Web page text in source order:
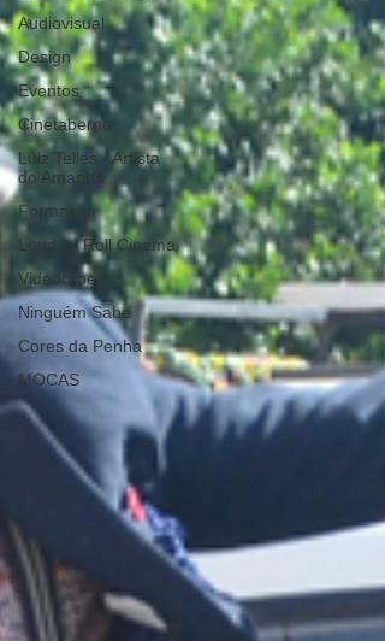
Audiovisual
Design
Eventos
Cinetaberna
Luiz Telles - Artista
do Amanhã
Formação
Loud 'n' Roll Cinema
Videoclipe
Ninguém Sabe
Cores da Penha
MOCAS